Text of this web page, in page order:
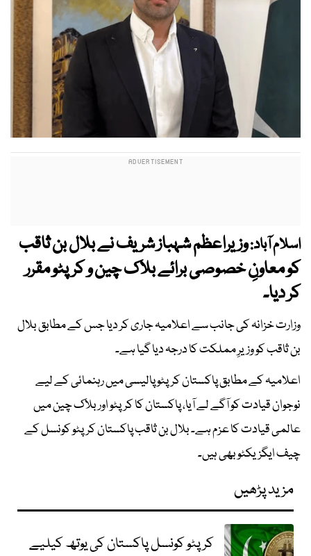
اسلام آباد:وزیراعظم شہباز شریف نے بلال بن ثاقب
کو معاونِ خصوصی برائے بلاک چین و کرپٹو مقرر
کر دیا۔
وزارت خزانہ کی جانب سے اعلامیہ جاری کر دیا جس کے مطابق بلال
بن ثاقب کو وزیرِ مملکت کا درجہ دیا گیا ہے۔
اعلامیہ کے مطابق پاکستان کرپٹو پالیسی میں رہنمائی کے لیے
نوجوان قیادت کو آگے لے آیا، پاکستان کا کرپٹو اور بلاک چین میں
عالمی قیادت کا عزم ہے۔ بلال بن ثاقب پاکستان کرپٹو کونسل کے
چیف ایگزیکٹو بھی ہیں۔
مزید پڑھیں
کرپٹو کونسل پاکستان کی یوتھ کیلیے